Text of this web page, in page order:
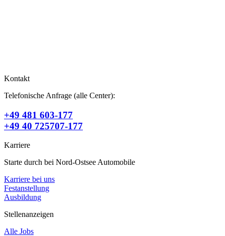
Kontakt
Telefonische Anfrage (alle Center):
+49 481 603-177
+49 40 725707-177
Karriere
Starte durch bei Nord-Ostsee Automobile
Karriere bei uns
Festanstellung
Ausbildung
Stellenanzeigen
Alle Jobs